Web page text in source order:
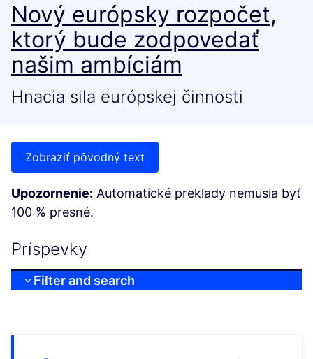
Nový európsky rozpočet,
ktorý bude zodpovedať
našim ambíciám
Hnacia sila európskej činnosti
Zobraziť pôvodný text
Upozornenie: Automatické preklady nemusia byť
100 % presné.
Príspevky
Filter and search